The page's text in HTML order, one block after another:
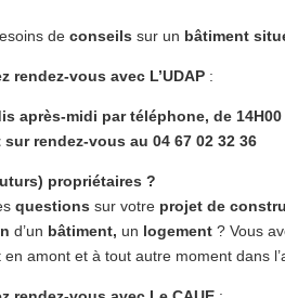
de conseils sur un bâtiment
rendez-vous avec L’UDAP :
après-midi par téléphone, de 14H00
rendez-vous au 04 67 02 32 36
propriétaires ?
questions sur votre projet de
d’un bâtiment, un logement ? Vous
en amont et à tout autre moment dans